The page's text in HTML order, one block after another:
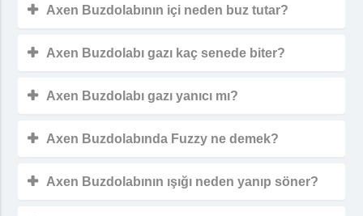
Axen Buzdolabının içi neden buz tutar?
Axen Buzdolabı gazı kaç senede biter?
Axen Buzdolabı gazı yanıcı mı?
Axen Buzdolabında Fuzzy ne demek?
Axen Buzdolabının ışığı neden yanıp söner?